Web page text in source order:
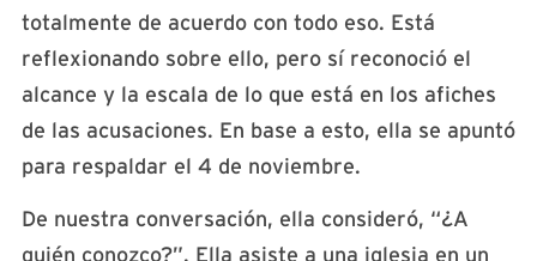
totalmente de acuerdo con todo eso. Está
reflexionando sobre ello, pero sí reconoció el
alcance y la escala de lo que está en los afiches
de las acusaciones. En base a esto, ella se apuntó
para respaldar el 4 de noviembre.
De nuestra conversación, ella consideró, “¿A
quién conozco?”. Ella asiste a una iglesia en un